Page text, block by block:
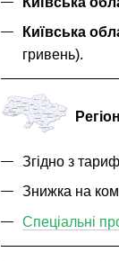
Київська
гривень).
Згідно з
Знижка на
Спеціальні